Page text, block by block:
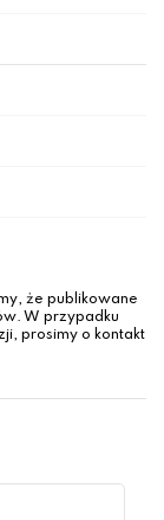
że publikowane
W przypadku
prosimy o kontakt